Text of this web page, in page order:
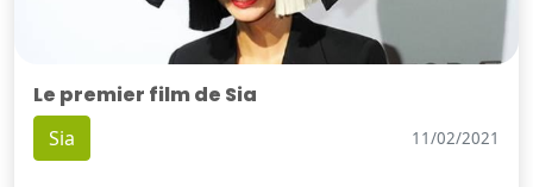
Le premier film de Sia
Sia 11/02/2021